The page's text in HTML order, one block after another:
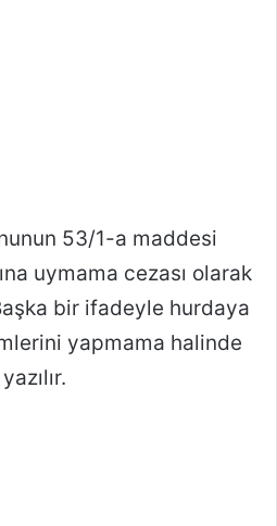
53/1-a maddesi
uymama cezası olarak
bir ifadeyle hurdaya
yapmama halinde